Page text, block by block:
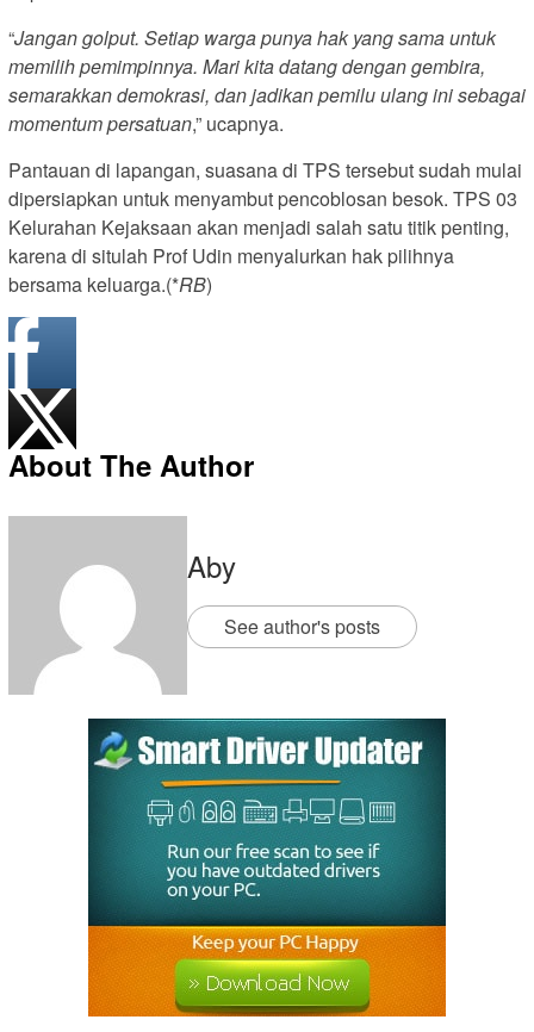
“Jangan golput. Setiap warga punya hak yang sama untuk
memilih pemimpinnya. Mari kita datang dengan gembira,
semarakkan demokrasi, dan jadikan pemilu ulang ini sebagai
momentum persatuan,” ucapnya.
Pantauan di lapangan, suasana di TPS tersebut sudah mulai
dipersiapkan untuk menyambut pencoblosan besok. TPS 03
Kelurahan Kejaksaan akan menjadi salah satu titik penting,
karena di situlah Prof Udin menyalurkan hak pilihnya
bersama keluarga.(*RB)
About The Author
Aby
See author's posts